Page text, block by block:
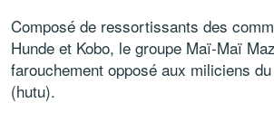
Composé de ressortissants des
Hunde et Kobo, le groupe Maï-Maï
farouchement opposé aux miliciens
(hutu).